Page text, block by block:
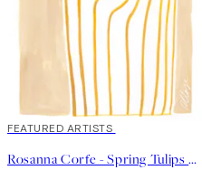
40%*
FEATURED ARTISTS
Rosanna Corfe - Spring Tulips Poster